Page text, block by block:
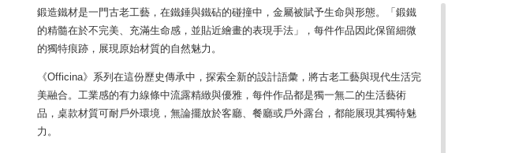
鍛造鐵材是一門古老工藝，在鐵錘與鐵砧的碰撞中，金屬被賦予生命與形態。「鍛鐵
的精髓在於不完美、充滿生命感，並貼近繪畫的表現手法」，每件作品因此保留細微
的獨特痕跡，展現原始材質的自然魅力。
《Officina》系列在這份歷史傳承中，探索全新的設計語彙，將古老工藝與現代生活完
美融合。工業感的有力線條中流露精緻與優雅，每件作品都是獨一無二的生活藝術
品，桌款材質可耐戶外環境，無論擺放於客廳、餐廳或戶外露台，都能展現其獨特魅
力。